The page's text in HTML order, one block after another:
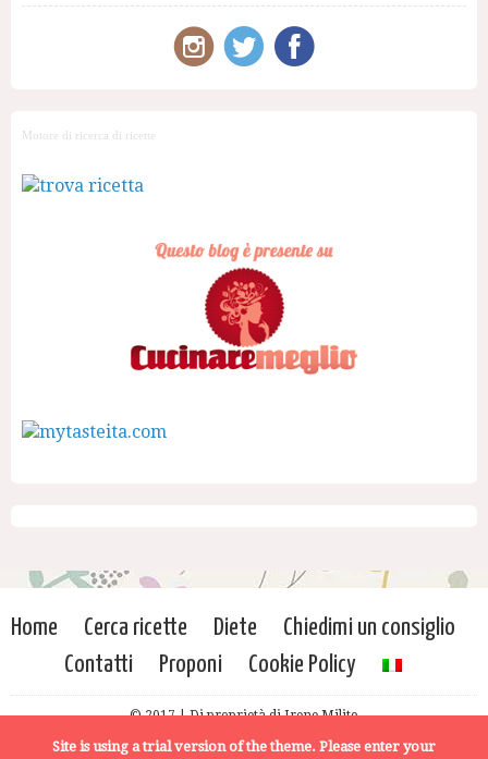
Motore di ricerca di ricette
Home Cerca ricette Diete
Chiedimi un consiglio
Contatti
Proponi Cookie Policy
© 2017 | Di proprietà di Irene Milito
Site is using a trial version of the theme. Please enter your